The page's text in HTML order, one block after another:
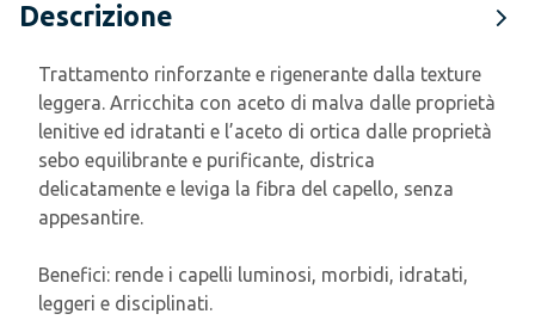
Descrizione
Trattamento rinforzante e rigenerante dalla texture
leggera. Arricchita con aceto di malva dalle proprietà
lenitive ed idratanti e l’aceto di ortica dalle proprietà
sebo equilibrante e purificante, districa
delicatamente e leviga la fibra del capello, senza
appesantire.
Benefici: rende i capelli luminosi, morbidi, idratati,
leggeri e disciplinati.